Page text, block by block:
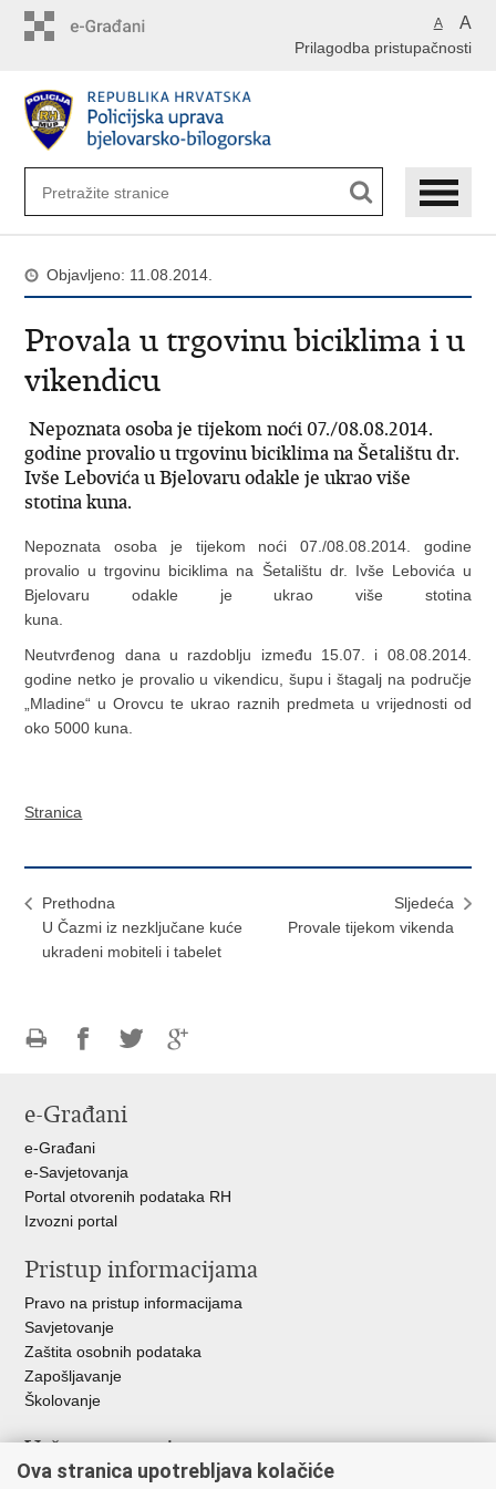
A A
Prilagodba pristupačnosti
Objavljeno: 11.08.2014.
Provala u trgovinu biciklima i u
vikendicu
Nepoznata osoba je tijekom noći 07./08.08.2014.
godine provalio u trgovinu biciklima na Šetalištu dr.
Ivše Lebovića u Bjelovaru odakle je ukrao više
stotina kuna.
Nepoznata osoba je tijekom noći 07./08.08.2014. godine
provalio u trgovinu biciklima na Šetalištu dr. Ivše Lebovića u
Bjelovaru odakle je ukrao više stotina
Neutvrđenog dana u razdoblju između 15.07. i 08.08.2014.
godine netko je provalio u vikendicu, šupu i štagalj na područje
„Mladine“ u Orovcu te ukrao raznih predmeta u vrijednosti od
oko 5000 kuna.
Stranica
Prethodna
U Čazmi iz nezključane kuće
ukradeni mobiteli i tabelet
Sljedeća
Provale tijekom vikenda
FacebookuTwitteru
e-Građani
e-Građani
e-Savjetovanja
Portal otvorenih podataka RH
Izvozni portal
Pristup informacijama
Pravo na pristup informacijama
Savjetovanje
Zaštita osobnih podataka
Zapošljavanje
Školovanje
Važne poveznice
Ministarstvo unutarnjih poslova
Ova stranica upotrebljava kolačiće